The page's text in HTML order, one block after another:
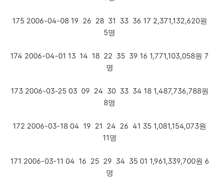
175 2006-04-08 19 26 28 31 33 36 17 2,371,132,620원
5명
174 2006-04-01 13 14 18 22 35 39 16 1,771,103,058원 7
명
173 2006-03-25 03 09 24 30 33 34 18 1,487,736,788원
8명
172 2006-03-18 04 19 21 24 26 41 35 1,081,154,073원
11명
171 2006-03-11 04 16 25 29 34 35 01 1,961,339,700원 6
명